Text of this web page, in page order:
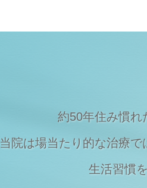
約50年住み慣れ
当院は場当たり的な治療で
生活習慣